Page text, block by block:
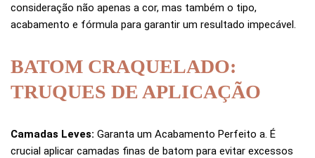
consideração não apenas a cor, mas também o tipo,
acabamento e fórmula para garantir um resultado impecável.
BATOM CRAQUELADO:
TRUQUES DE APLICAÇÃO
Camadas Leves: Garanta um Acabamento Perfeito a. É
crucial aplicar camadas finas de batom para evitar excessos